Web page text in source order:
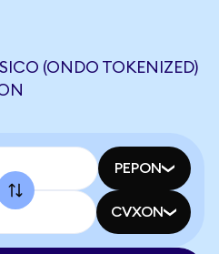
(ONDO TOKENIZED)
PEPON
CVXON